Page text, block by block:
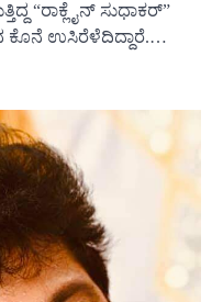
“ರಾಕ್ಲೈನ್ ಸುಧಾಕರ್”
ಕೊನೆ ಉಸಿರೆಳೆದಿದ್ದಾರೆ.…